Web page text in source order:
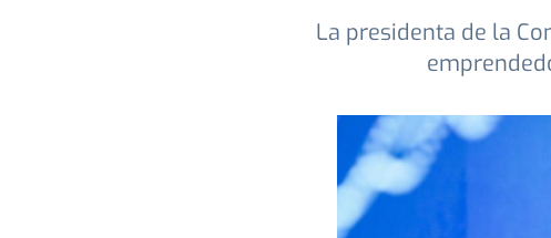
La presidenta de la